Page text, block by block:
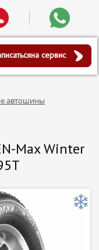
на сервис
автошины
Max Winter